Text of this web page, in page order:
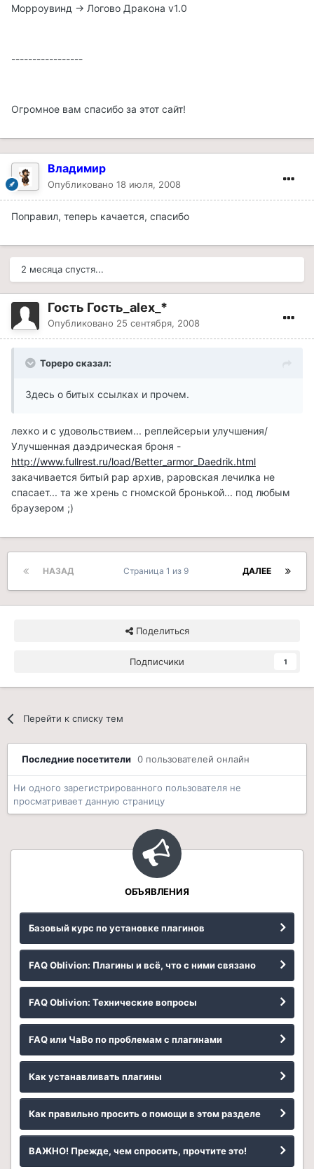
Морроувинд -> Логово Дракона v1.0
-----------------
Огромное вам спасибо за этот сайт!
Владимир
Опубликовано 18 июля, 2008
Поправил, теперь качается, спасибо
2 месяца спустя...
Гость Гость_alex_*
Опубликовано 25 сентября, 2008
Тореро сказал:
Здесь о битых ссылках и прочем.
лехко и с удовольствием... реплейсерыи улучшения/
Улучшенная даэдрическая броня -
http://www.fullrest.ru/load/Better_armor_Daedrik.html
закачивается битый рар архив, раровская лечилка не
спасает... та же хрень с гномской бронькой... под любым
браузером ;)
НАЗАД ДАЛЕЕ
Страница 1 из 9
Поделиться
Подписчики 1
Перейти к списку тем
Последние посетители 0 пользователей онлайн
Ни одного зарегистрированного пользователя не
просматривает данную страницу
ОБЪЯВЛЕНИЯ
Базовый курс по установке плагинов
FAQ Oblivion: Плагины и всё, что с ними связано
FAQ Oblivion: Технические вопросы
FAQ или ЧаВо по проблемам с плагинами
Как устанавливать плагины
Как правильно просить о помощи в этом разделе
ВАЖНО! Прежде, чем спросить, прочтите это!